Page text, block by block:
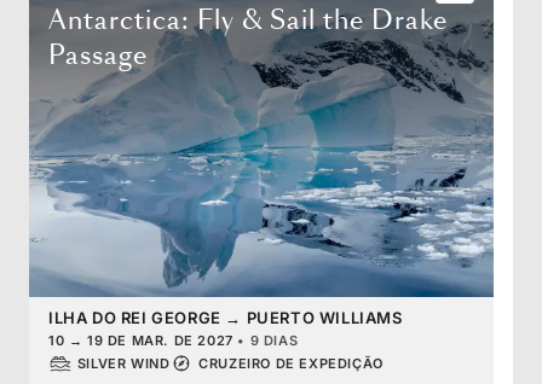
Antarctica: Fly & Sail the Drake
Passage
ILHA DO REI GEORGE → PUERTO WILLIAMS
10 → 19 DE MAR. DE 2027 • 9 DIAS
SILVER WIND
CRUZEIRO DE EXPEDIÇÃO